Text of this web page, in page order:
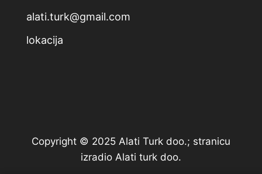
alati.turk@gmail.com
lokacija
Copyright © 2025 Alati Turk doo.; stranicu
izradio Alati turk doo.